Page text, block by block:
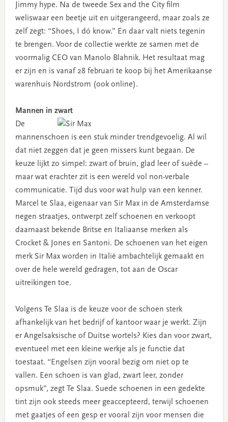
Jimmy hype. Na de tweede Sex and the City film
weliswaar een beetje uit en uitgerangeerd, maar zoals ze
zelf zegt: “Shoes, I dó know.” En daar valt niets tegenin
te brengen. Voor de collectie werkte ze samen met de
voormalig CEO van Manolo Blahnik. Het resultaat mag
er zijn en is vanaf 28 februari te koop bij het Amerikaanse
warenhuis Nordstrom (ook online).
Mannen in zwart
De
mannenschoen is een stuk minder trendgevoelig. Al wil
dat niet zeggen dat je geen missers kunt begaan. De
keuze lijkt zo simpel: zwart of bruin, glad leer of suède –
maar wat erachter zit is een wereld vol non-verbale
communicatie. Tijd dus voor wat hulp van een kenner.
Marcel te Slaa, eigenaar van Sir Max in de Amsterdamse
negen straatjes, ontwerpt zelf schoenen en verkoopt
daarnaast bekende Britse en Italiaanse merken als
Crocket & Jones en Santoni. De schoenen van het eigen
merk Sir Max worden in Italië ambachtelijk gemaakt en
over de hele wereld gedragen, tot aan de Oscar
uitreikingen toe.
Volgens Te Slaa is de keuze voor de schoen sterk
afhankelijk van het bedrijf of kantoor waar je werkt. Zijn
er Angelsaksische of Duitse wortels? Kies dan voor zwart,
eventueel met een kleine werkje als je functie dat
toestaat. “Engelsen zijn vooral bezig om niet op te
vallen. Een schoen is van glad, zwart leer, zonder
opsmuk”, zegt Te Slaa. Suede schoenen in een gedekte
tint zijn ook steeds meer geaccepteerd, terwijl schoenen
met gaatjes of een gesp er vooral zijn voor mensen die